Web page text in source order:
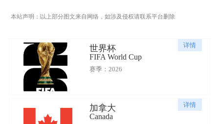
本站声明：以上部分图文来自网络，如涉及侵权请联系平台删除
详情
世界杯
FIFA World Cup
赛季：2026
详情
加拿大
Canada